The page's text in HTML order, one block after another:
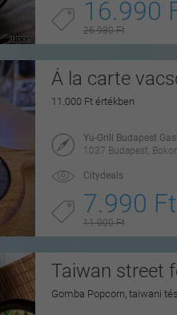
16.990
26.980 Ft
Á la carte
11.000 Ft értékben
Yu-Grill Budapest
1037 Budapest,
Citydeals
7.990 Ft
11.000 Ft
Taiwan street
Gomba Popcorn, taiwani